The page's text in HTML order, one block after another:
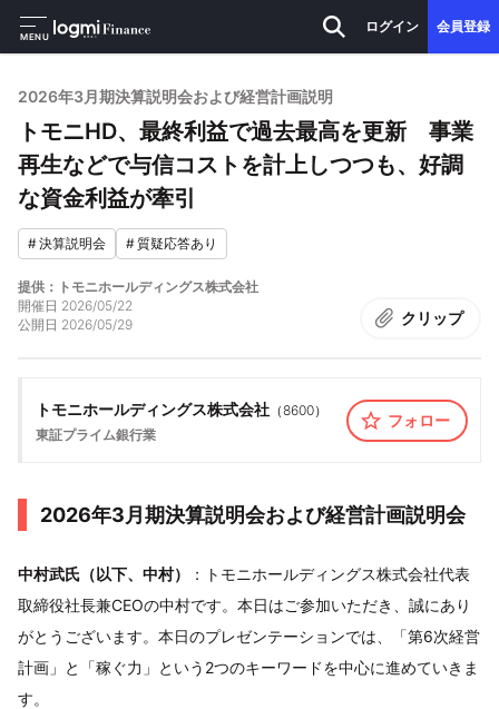
MENU
ログイン 会員登録
2026年3月期決算説明会および経営計画説明
トモニHD、最終利益で過去最高を更新 事業
再生などで与信コストを計上しつつも、好調
な資金利益が牽引
#決算説明会 #質疑応答あり
提供：トモニホールディングス株式会社
開催日 2026/05/22
公開日 2026/05/29 クリップ
トモニホールディングス株式会社 （8600）
東証プライム銀行業
フォロー
2026年3月期決算説明会および経営計画説明会
中村武氏（以下、中村）
：トモニホールディングス株式会社代表
取締役社長兼CEOの中村です。本日はご参加いただき、誠にあり
がとうございます。本日のプレゼンテーションでは、「第6次経営
計画」と「稼ぐ力」という2つのキーワードを中心に進めていきま
す。